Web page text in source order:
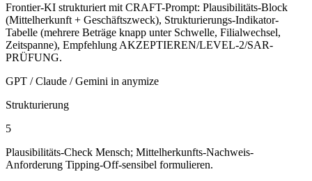
Frontier-KI strukturiert mit CRAFT-Prompt: Plausibilitäts-Block
(Mittelherkunft + Geschäftszweck), Strukturierungs-Indikator-
Tabelle (mehrere Beträge knapp unter Schwelle, Filialwechsel,
Zeitspanne), Empfehlung AKZEPTIEREN/LEVEL-2/SAR-
PRÜFUNG.
GPT / Claude / Gemini in anymize
Strukturierung
5
Plausibilitäts-Check Mensch; Mittelherkunfts-Nachweis-
Anforderung Tipping-Off-sensibel formulieren.